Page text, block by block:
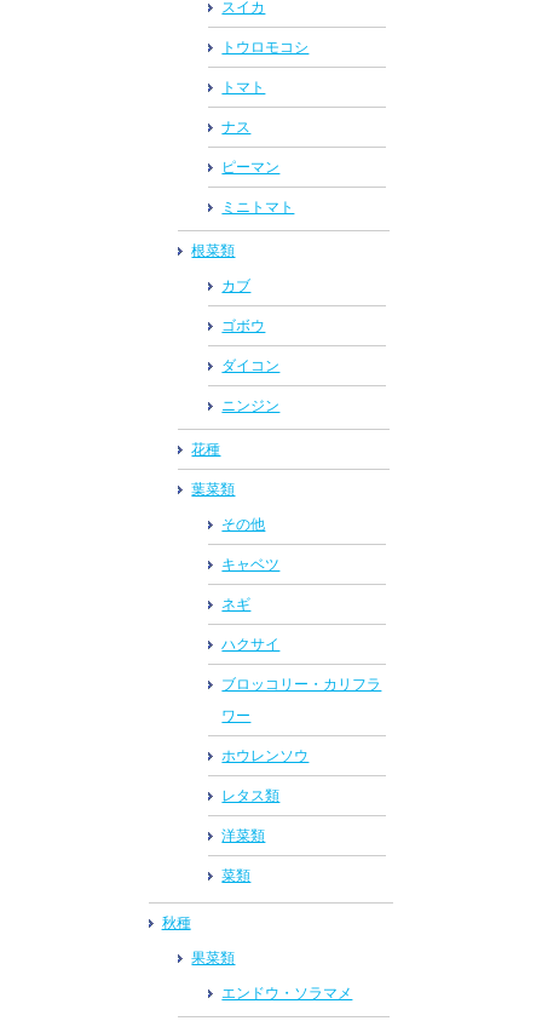
スイカ
トウロモコシ
トマト
ナス
ピーマン
ミニトマト
根菜類
カブ
ゴボウ
ダイコン
ニンジン
花種
葉菜類
その他
キャベツ
ネギ
ハクサイ
ブロッコリー・カリフラ
ワー
ホウレンソウ
レタス類
洋菜類
菜類
秋種
果菜類
エンドウ・ソラマメ